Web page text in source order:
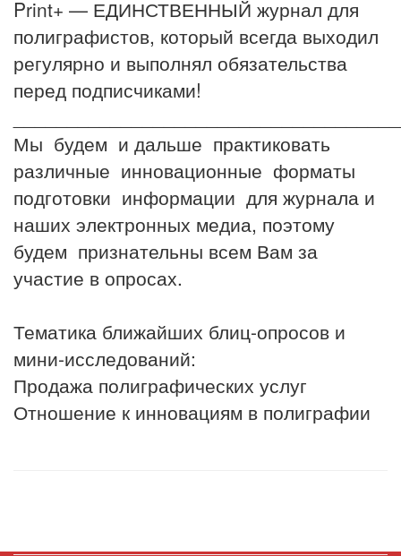
Print+ — ЕДИНСТВЕННЫЙ журнал для
полиграфистов, который всегда выходил
регулярно и выполнял обязательства
перед подписчиками!
Мы будем и дальше практиковать
различные инновационные форматы
подготовки информации для журнала и
наших электронных медиа, поэтому
будем признательны всем Вам за
участие в опросах.
Тематика ближайших блиц-опросов и
мини-исследований:
Продажа полиграфических услуг
Отношение к инновациям в полиграфии